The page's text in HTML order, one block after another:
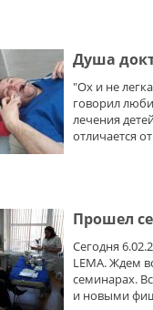
Душа
"Ох и не
говорил
лечения
отличается
Прошел
Сегодня
LEMA. Ждем
семинарах.
и новыми